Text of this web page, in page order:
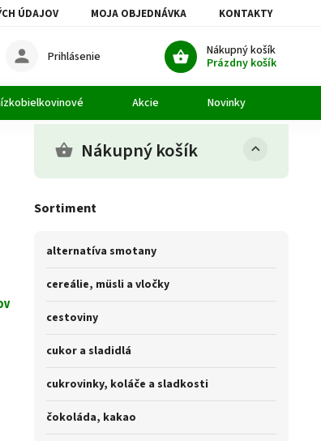
ÚDAJOV MOJA OBJEDNÁVKA KONTAKTY
Nákupný košík
Prázdny košík
Prihlásenie
Akcie Novinky
Nákupný košík
Sortiment
alternatíva smotany
cereálie, müsli a vločky
cestoviny
cukor a sladidlá
cukrovinky, koláče a sladkosti
čokoláda, kakao